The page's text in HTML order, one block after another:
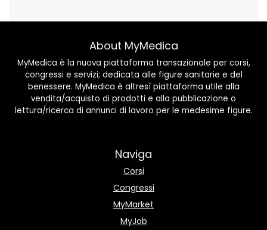
About MyMedica
MyMedica è la nuova piattaforma transazionale per corsi,
congressi e servizi; dedicata alle figure sanitarie e del
benessere. MyMedica è altresì piattaforma utile alla
vendita/acquisto di prodotti e alla pubblicazione o
lettura/ricerca di annunci di lavoro per le medesime figure.
Naviga
Corsi
Congressi
MyMarket
MyJob